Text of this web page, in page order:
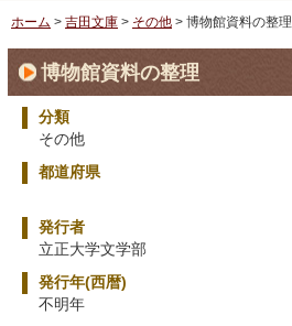
ホーム > 吉田文庫 > その他 > 博物館資料の整理
博物館資料の整理
分類
その他
都道府県
発行者
立正大学文学部
発行年(西暦)
不明年